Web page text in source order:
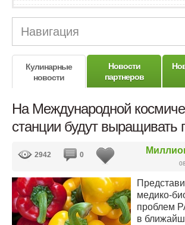
Навигация
Кулинарные
новости
Новости
партнеров
На Международной
станции будут выращивать
2942 0
медико-
проблем
в